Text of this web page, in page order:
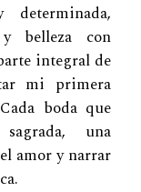
y belleza con
integral de
mi primera
boda que
una
amor y narrar